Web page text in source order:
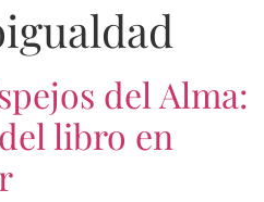
del Alma:
libro en